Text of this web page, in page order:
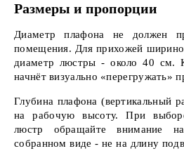
Размеры и пропорции
Диаметр плафона не должен
помещения. Для прихожей
диаметр люстры - около 40 см.
начнёт визуально «перегружать»
Глубина плафона (вертикальный
на рабочую высоту. При
люстр обращайте внимание
собранном виде - не на длину